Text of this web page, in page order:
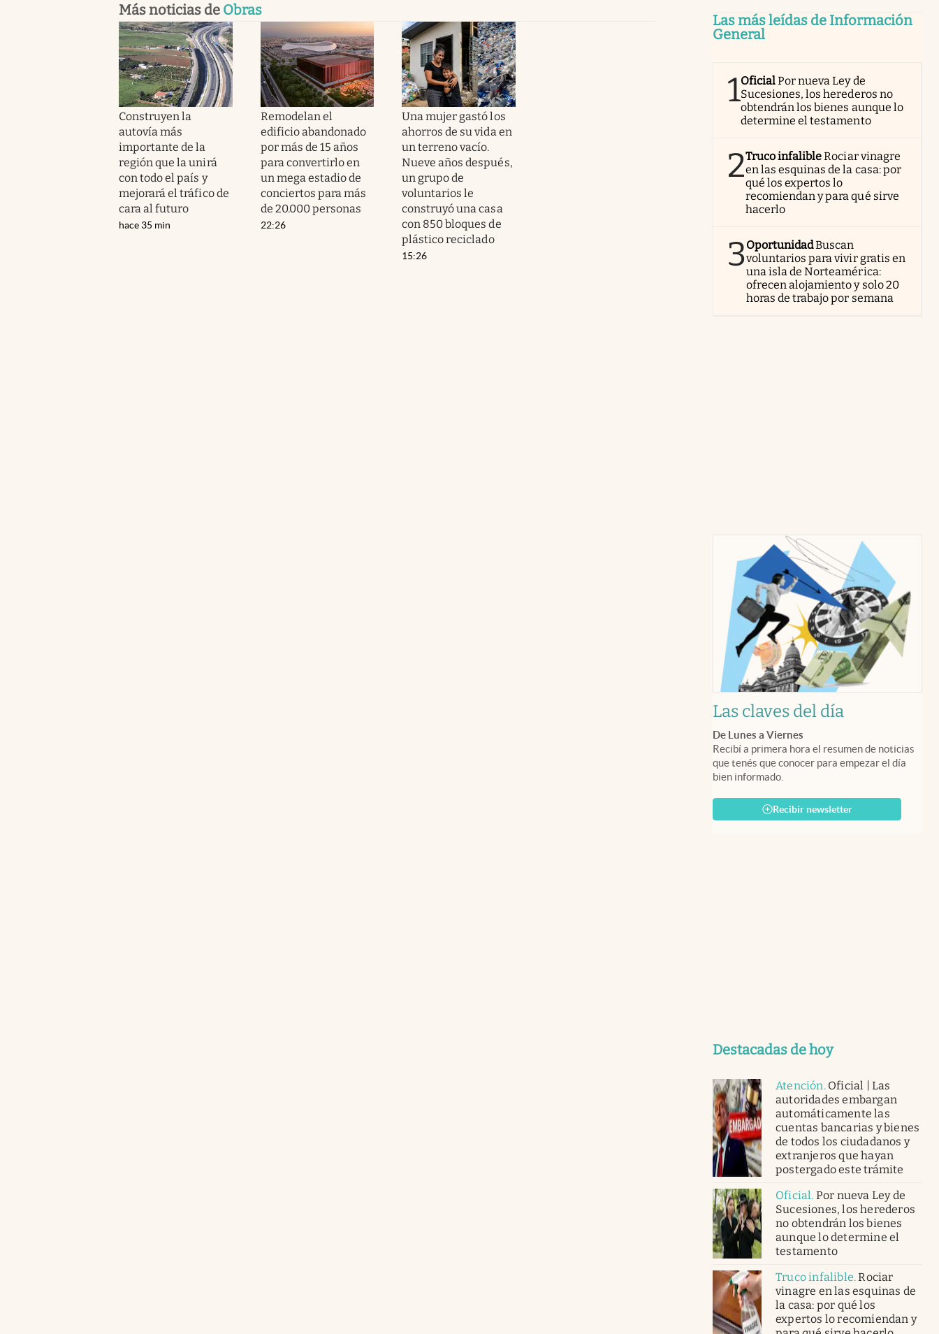
Más noticias de Obras
Construyen la
autovía más
importante de la
región que la unirá
con todo el país y
mejorará el tráfico de
cara al futuro
hace 35 min
Remodelan el
edificio abandonado
por más de 15 años
para convertirlo en
un mega estadio de
conciertos para más
de 20.000 personas
22:26
Una mujer gastó los
ahorros de su vida en
un terreno vacío.
Nueve años después,
un grupo de
voluntarios le
construyó una casa
con 850 bloques de
plástico reciclado
15:26
Las más leídas de Información
General
1OficialPor nueva Ley de
Sucesiones, los herederos no
obtendrán los bienes aunque lo
determine el testamento
2Truco infalibleRociar vinagre
en las esquinas de la casa: por
qué los expertos lo
recomiendan y para qué sirve
hacerlo
3OportunidadBuscan
voluntarios para vivir gratis en
una isla de Norteamérica:
ofrecen alojamiento y solo 20
horas de trabajo por semana
Las claves del día
De Lunes a Viernes
Recibí a primera hora el resumen de noticias
que tenés que conocer para empezar el día
bien informado.
Recibir newsletter
Destacadas de hoy
Atención. Oficial | Las
autoridades embargan
automáticamente las
cuentas bancarias y bienes
de todos los ciudadanos y
extranjeros que hayan
postergado este trámite
Oficial. Por nueva Ley de
Sucesiones, los herederos
no obtendrán los bienes
aunque lo determine el
testamento
Truco infalible.Rociar
vinagre en las esquinas de
la casa: por qué los
expertos lo recomiendan y